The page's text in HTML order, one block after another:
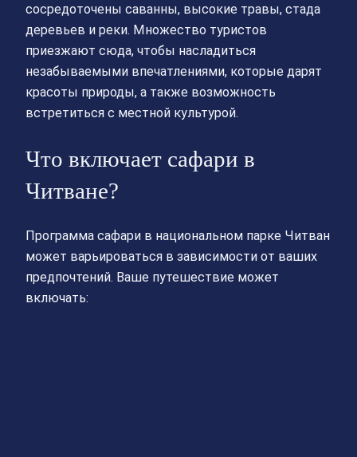
сосредоточены саванны, высокие травы, стада
деревьев и реки. Множество туристов
приезжают сюда, чтобы насладиться
незабываемыми впечатлениями, которые дарят
красоты природы, а также возможность
встретиться с местной культурой.
Что включает сафари в
Читване?
Программа сафари в национальном парке Читван
может варьироваться в зависимости от ваших
предпочтений. Ваше путешествие может
включать: